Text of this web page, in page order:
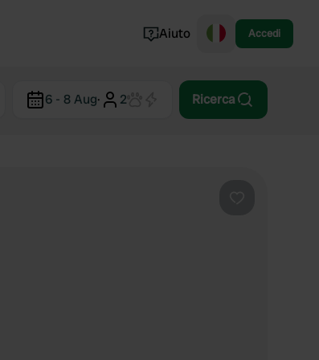
Portogallo
Aiuto Accedi
6 - 8 Aug· 2 Ricerca